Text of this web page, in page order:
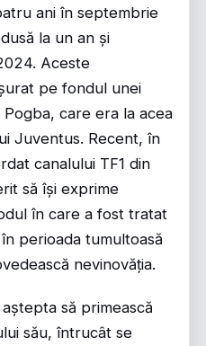
ani în septembrie
la un an și
Aceste
pe fondul unei
care era la acea
Juventus. Recent, în
canalului TF1 din
să își exprime
în care a fost tratat
perioada tumultoasă
nevinovăția.
să primească
său, întrucât se